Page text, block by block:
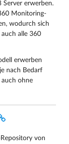
erwerben.
Monitoring-
wodurch sich
alle 360
erwerben
nach Bedarf
ohne
von